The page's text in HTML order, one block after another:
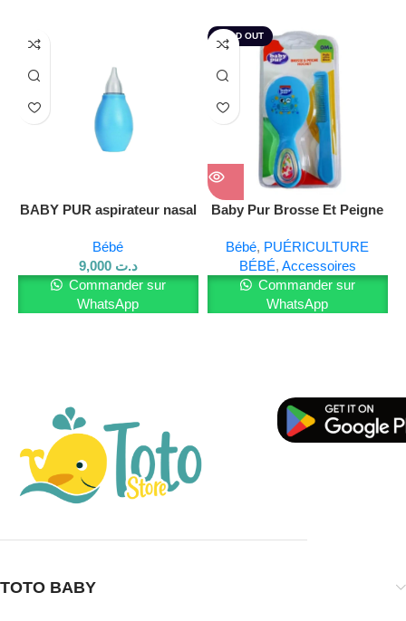
Les mamans avec des mamelons plats ou ombiliqués.
Celles qui souhaitent continuer à allaiter malgré une gêne
ou une douleur.
2 protections de mamelon en silicone souple,
Uneboîte de rangement hygiénique, parfaite pour les
déplacements.
Favorise l’allaitement même en cas de difficultés.
Facile à nettoyeret à transporter.
Sans BPA, pour une sécurité maximale.
Conseils d’utilisation :
Stérilisez les protections avant la première utilisation.
BABY PUR aspirateur nasal
Bébé
د.ت 9,000
Commander sur
WhatsApp
SOLD OUT
Baby Pur Brosse Et Peigne
Bébé, PUÉRICULTURE
BÉBÉ, Accessoires
Commander sur
WhatsApp
TOTO BABY